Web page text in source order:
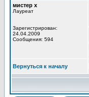
мистер х
Лауреат
Зарегистрирован:
24.04.2009
Сообщения: 594
Вернуться к началу